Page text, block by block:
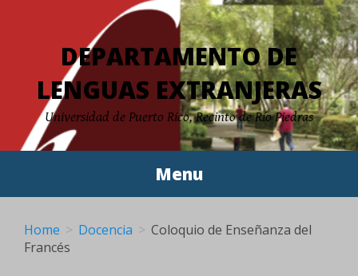
DEPARTAMENTO DE
LENGUAS EXTRANJERAS
Universidad de Puerto Rico, Recinto de Río Piedras
Menu
Home Docencia
Coloquio de Enseñanza del
Francés